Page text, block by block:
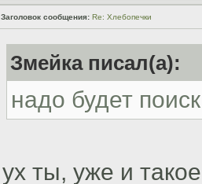
Заголовок сообщения: Re: Хлебопечки
Змейка писал(а):
надо будет
ух ты, уже и